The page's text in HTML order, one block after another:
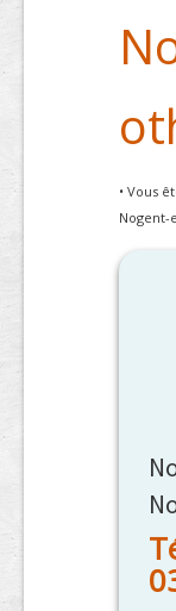
• Vous
Nogent-